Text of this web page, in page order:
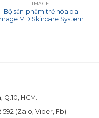
IMAGE
Bộ sản phẩm trẻ hóa da
MD Skincare System
HCM.
592 (Zalo, Viber, Fb)